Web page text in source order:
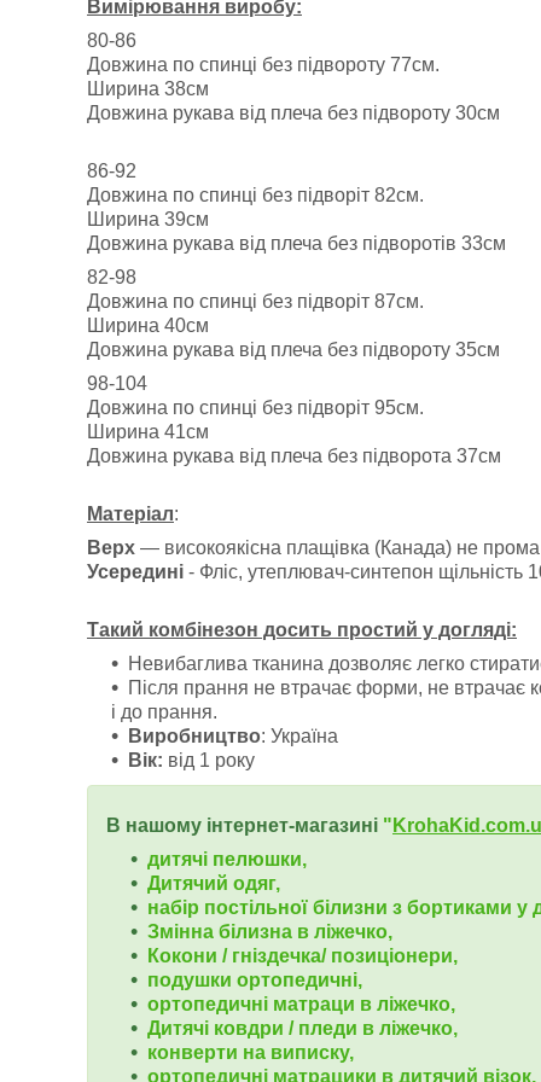
Вимірювання виробу:
80-86
Довжина по спинці без підвороту 77см.
Ширина 38см
Довжина рукава від плеча без підвороту 30см
86-92
Довжина по спинці без підворіт 82см.
Ширина 39см
Довжина рукава від плеча без підворотів 33см
82-98
Довжина по спинці без підворіт 87см.
Ширина 40см
Довжина рукава від плеча без підвороту 35см
98-104
Довжина по спинці без підворіт 95см.
Ширина 41см
Довжина рукава від плеча без підворота 37см
Матеріал:
Верх ― високоякісна плащівка (Канада) не
Усередині - Фліс, утеплювач-синтепон щільність
Такий комбінезон досить простий у догляді:
Невибаглива тканина дозволяє легко
Після прання не втрачає форми, не втрачає
і до прання.
Виробництво: Україна
Вік: від 1 року
В нашому інтернет-магазині "
дитячі пелюшки,
Дитячий одяг,
набір постільної білизни з бортиками у
Змінна білизна в ліжечко,
Кокони / гніздечка/ позиціонери,
подушки ортопедичні,
ортопедичні матраци в ліжечко,
Дитячі ковдри / пледи в ліжечко,
конверти на виписку,
ортопедичні матрацики в дитячий візок,